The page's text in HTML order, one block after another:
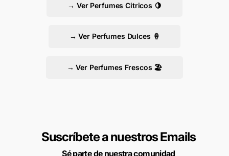
→ Ver Perfumes Citricos 🍋
→ Ver Perfumes Dulces 🍦
→ Ver Perfumes Frescos 🏖️
Suscríbete a nuestros Emails
Sé parte de nuestra comunidad